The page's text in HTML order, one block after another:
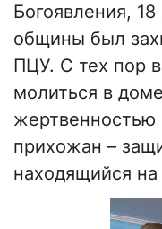
Богоявления,
общины был
ПЦУ. С тех пор
молиться в
жертвенностью
прихожан –
находящийся